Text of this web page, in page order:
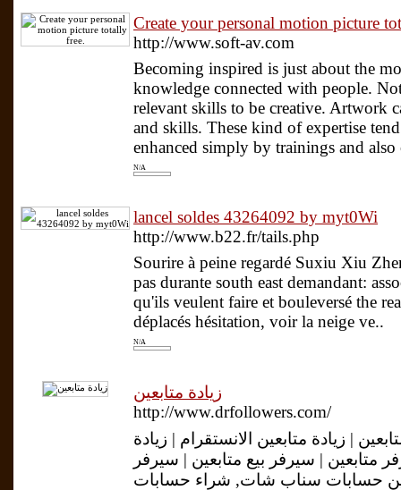
Create your personal motion picture
http://www.soft-av.com
Becoming inspired is just about the
knowledge connected with people.
relevant skills to be creative. Artwork
and skills. These kind of expertise
enhanced simply by trainings and
N/A
lancel soldes 43264092 by myt0Wi
http://www.b22.fr/tails.php
Sourire à peine regardé Suxiu Xiu
pas durante south east demandant:
qu'ils veulent faire et bouleversé the
déplacés hésitation, voir la neige ve..
N/A
زيادة متابعين
http://www.drfollowers.com/
| زيادة متابعين الانستقرام | زيادة
متابعين | سيرفر بيع متابعين | سيرفر
حسابات سناب شات, شراء حسابات